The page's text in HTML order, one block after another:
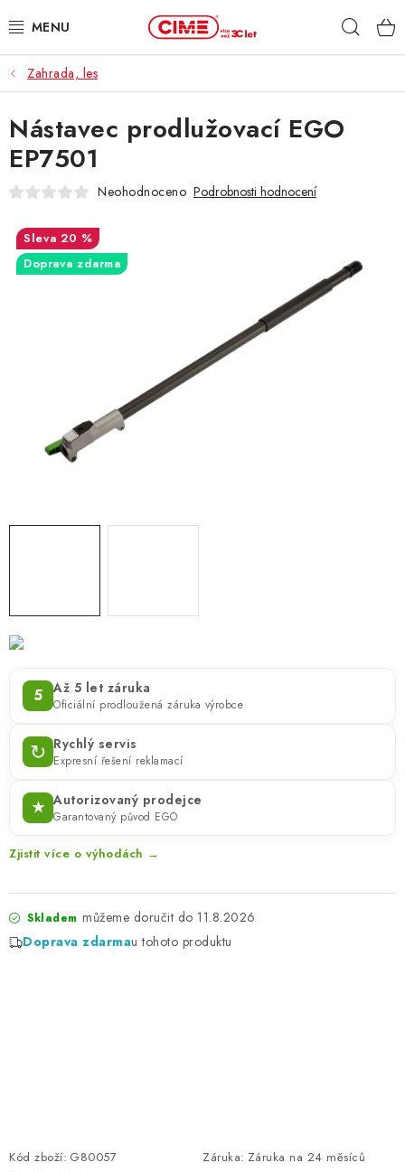
na
ZAHRADA, LES
DÍLNA, STAVBA
MILWAUKEE
PROFI STROJE
KONTAKTY
Zahrada, les
5 Až 5 let záruka
Oficiální prodloužená záruka výrobce
↻ Rychlý servis
Expresní řešení reklamací
★ Autorizovaný prodejce
Garantovaný původ EGO
Zjistit více o výhodách →
Skladem
11.8.2026
Doprava zdarmau tohoto produktu
Kód zboží: G80057 Záruka: Záruka na 24 měsíců
Nástavec prodlužovací EGO
EP7501
Neohodnoceno Podrobnosti hodnocení
20 %
Doprava zdarma